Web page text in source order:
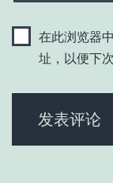
在此浏览器
址，以便下